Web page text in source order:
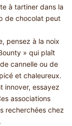
à tartiner dans la
de chocolat peut
pensez à la noix
» qui plaît
cannelle ou de
et chaleureux.
innover, essayez
associations
recherchées chez